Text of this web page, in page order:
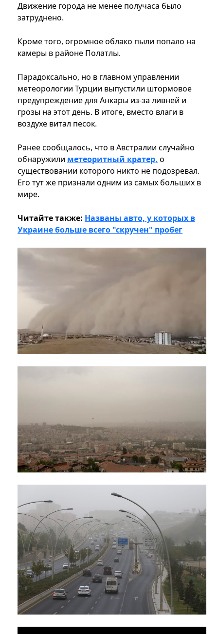
Движение города не менее получаса было
затруднено.
Кроме того, огромное облако пыли попало на
камеры в районе Полатлы.
Парадоксально, но в главном управлении
метеорологии Турции выпустили штормовое
предупреждение для Анкары из-за ливней и
грозы на этот день. В итоге, вместо влаги в
воздухе витал песок.
Ранее сообщалось, что в Австралии случайно
обнаружили метеоритный кратер, о
существовании которого никто не подозревал.
Его тут же признали одним из самых больших в
мире.
Читайте также: Названы авто, у которых в
Украине больше всего "скручен" пробег